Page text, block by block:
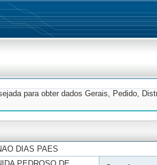
para obter dados Gerais, Pedido,
DIAS PAES